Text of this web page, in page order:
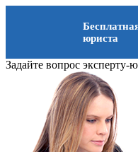
юриста
Задайте вопрос